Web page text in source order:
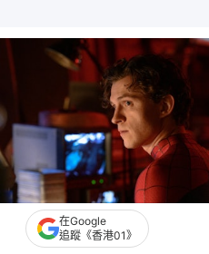
在Google
追蹤《香港01》